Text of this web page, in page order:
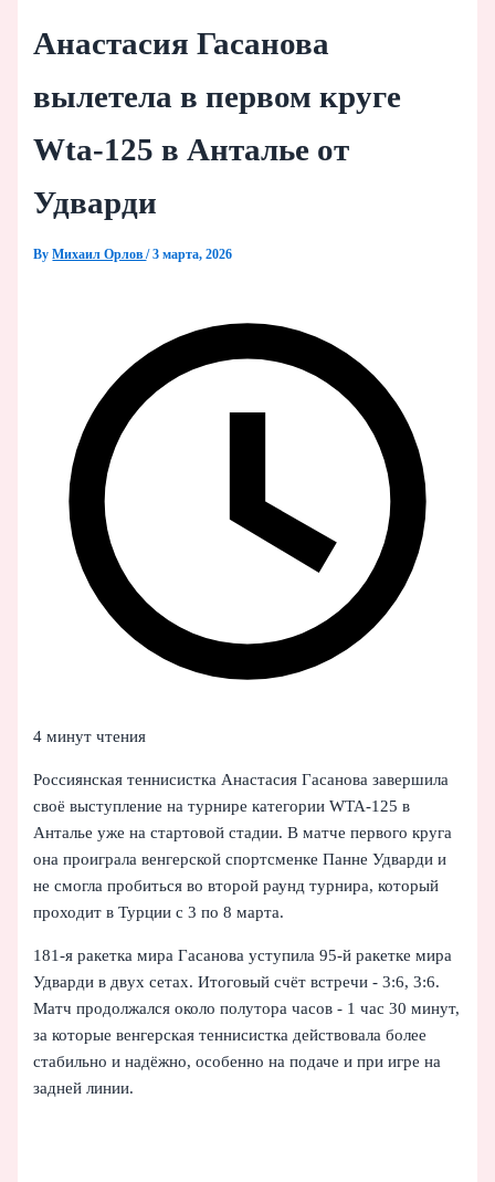
Анастасия Гасанова
вылетела в первом круге
Wta-125 в Анталье от
Удварди
ByМихаил Орлов/3 марта, 2026
4 минут чтения
Россиянская теннисистка Анастасия Гасанова завершила
своё выступление на турнире категории WTA-125 в
Анталье уже на стартовой стадии. В матче первого круга
она проиграла венгерской спортсменке Панне Удварди и
не смогла пробиться во второй раунд турнира, который
проходит в Турции с 3 по 8 марта.
181-я ракетка мира Гасанова уступила 95-й ракетке мира
Удварди в двух сетах. Итоговый счёт встречи - 3:6, 3:6.
Матч продолжался около полутора часов - 1 час 30 минут,
за которые венгерская теннисистка действовала более
стабильно и надёжно, особенно на подаче и при игре на
задней линии.